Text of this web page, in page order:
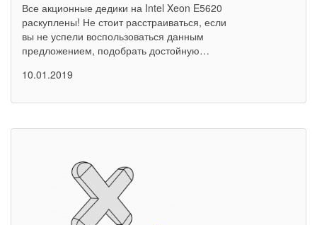
Все акционные дедики на Intel Xeon E5620
раскуплены! Не стоит расстраиваться, если
вы не успели воспользоваться данным
предложением, подобрать достойную…
10.01.2019